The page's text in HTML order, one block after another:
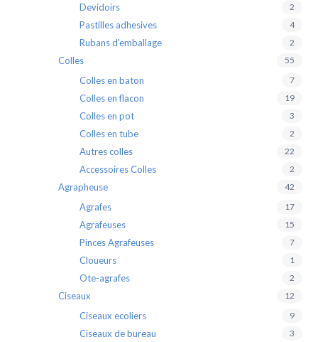
Devidoirs 2
Pastilles adhesives 4
Rubans d'emballage 2
Colles 55
Colles en baton 7
Colles en flacon 19
Colles en pot 3
Colles en tube 2
Autres colles 22
Accessoires Colles 2
Agrapheuse 42
Agrafes 17
Agrafeuses 15
Pinces Agrafeuses 7
Cloueurs 1
Ote-agrafes 2
Ciseaux 12
Ciseaux ecoliers 9
Ciseaux de bureau 3